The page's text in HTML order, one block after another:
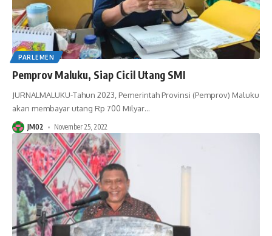
PARLEMEN
Pemprov Maluku, Siap Cicil Utang SMI
JURNALMALUKU-Tahun 2023, Pemerintah Provinsi (Pemprov) Maluku
akan membayar utang Rp 700 Milyar…
JM02 November 25, 2022